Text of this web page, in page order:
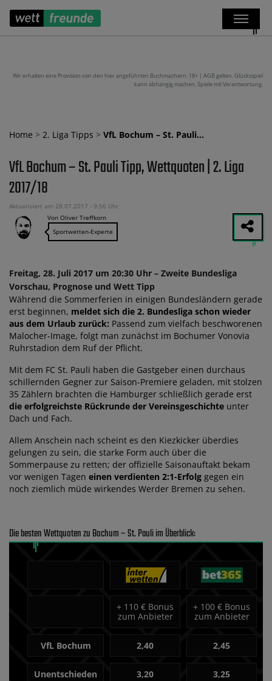
Wir erhalten eine Provision von den hier angeführten Buchmachern. 18+ | AGB gelten. Glücksspiel
kann abhängig machen. Spiele mit Verantwortung.
Home > 2. Liga Tipps > VfL Bochum – St. Pauli…
VfL Bochum – St. Pauli Tipp, Wettquoten | 2. Liga
2017/18
Aktualisiert am 28.07.2017 - 9:56 Uhr
Von Oliver Treffkorn
Sportwetten-Experte
Freitag, 28. Juli 2017 um 20:30 Uhr – Zweite Bundesliga
Vorschau, Prognose und Wett Tipp
Während die Sommerferien in einigen Bundesländern gerade
erst beginnen, meldet sich die 2. Bundesliga schon wieder
aus dem Urlaub zurück: Passend zum vielfach beschworenen
Malocher-Image, folgt man zunächst im Bochumer Vonovia
Ruhrstadion dem Ruf der Pflicht.
Mit dem FC St. Pauli haben die Gastgeber einen durchaus
schillernden Gegner zur Saison-Premiere geladen, mit stolzen
35 Zählern brachten die Hamburger schließlich gerade erst
die erfolgreichste Rückrunde der Vereinsgeschichte unter
Dach und Fach.
Allem Anschein nach scheint es den Kiezkicker überdies
gelungen zu sein, die starke Form auch über die
Sommerpause zu retten; der offizielle Saisonauftakt bekam
vor wenigen Tagen einen verdienten 2:1-Erfolg gegen ein
noch ziemlich müde wirkendes Werder Bremen zu sehen.
Die besten Wettquoten zu Bochum – St. Pauli im Überblick:
+ 110 € Bonus
zum Anbieter
+ 100 € Bonus
zum Anbieter
VfL Bochum 2,40 2,45
Unentschieden 3,20 3,25